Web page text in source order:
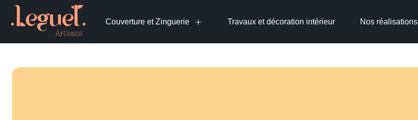
Couverture et Zinguerie Travaux et décoration intérieur Nos réalisations